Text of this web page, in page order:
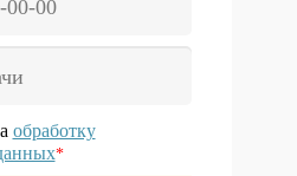
обработку
*